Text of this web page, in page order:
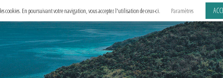
cookies. En poursuivant votre navigation, vous acceptez l'utilisation de ceux-ci. Paramètres